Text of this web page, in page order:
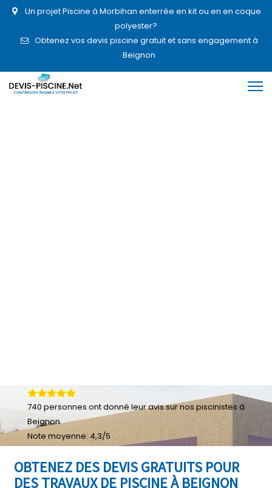
Un projet Piscine à Morbihan enterrée en kit ou en en coque
polyester?
Obtenez vos devis piscine gratuit et sans engagement à
Beignon
OBTENEZ DES DEVIS GRATUITS POUR
DES TRAVAUX DE PISCINE À BEIGNON
740 personnes ont donné leuravis sur nos piscinistes à
Beignon
Note moyenne: 4,3/5